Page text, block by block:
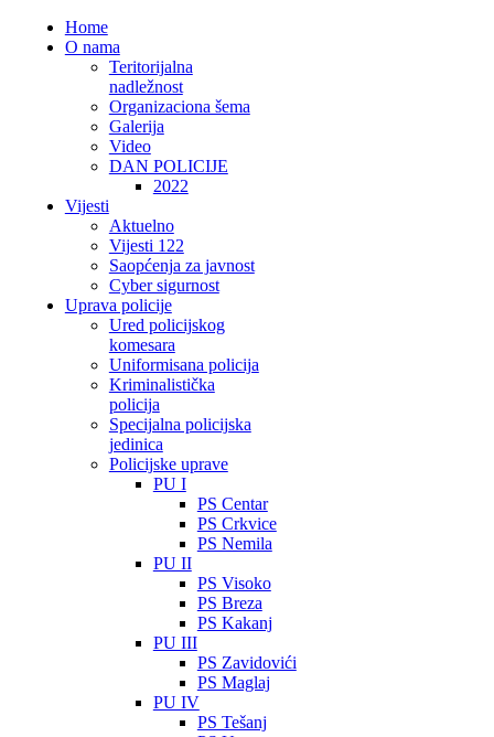
Home
O nama
Teritorijalna
nadležnost
Organizaciona šema
Galerija
Video
DAN POLICIJE
2022
Vijesti
Aktuelno
Vijesti 122
Saopćenja za javnost
Cyber sigurnost
Uprava policije
Ured policijskog
komesara
Uniformisana policija
Kriminalistička
policija
Specijalna policijska
jedinica
Policijske uprave
PU I
PS Centar
PS Crkvice
PS Nemila
PU II
PS Visoko
PS Breza
PS Kakanj
PU III
PS Zavidovići
PS Maglaj
PU IV
PS Tešanj